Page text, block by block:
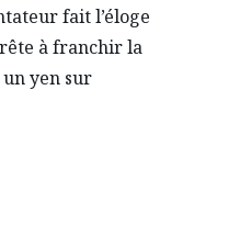
fait l’éloge
à franchir la
yen sur